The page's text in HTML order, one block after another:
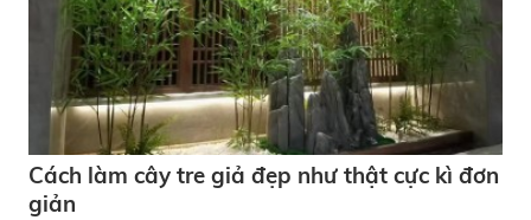
Cách làm cây tre giả đẹp như thật cực kì đơn
giản